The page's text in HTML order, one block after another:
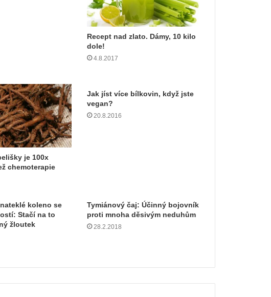
Recept nad zlato. Dámy, 10 kilo
dole!
4.8.2017
je 100x
chemoterapie
Jak jíst více bílkovin, když jste
vegan?
20.8.2016
koleno se
Stačí na to
žloutek
Tymiánový čaj: Účinný bojovník
proti mnoha děsivým neduhům
28.2.2018